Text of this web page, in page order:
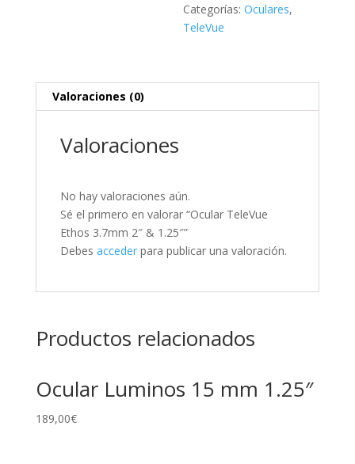
Categorías:Oculares,
TeleVue
Valoraciones (0)
Valoraciones
No hay valoraciones aún.
Sé el primero en valorar “Ocular TeleVue
Ethos 3.7mm 2″ & 1.25″”
Debes accederpara publicar una valoración.
Productos relacionados
Ocular Luminos 15 mm 1.25″
189,00€